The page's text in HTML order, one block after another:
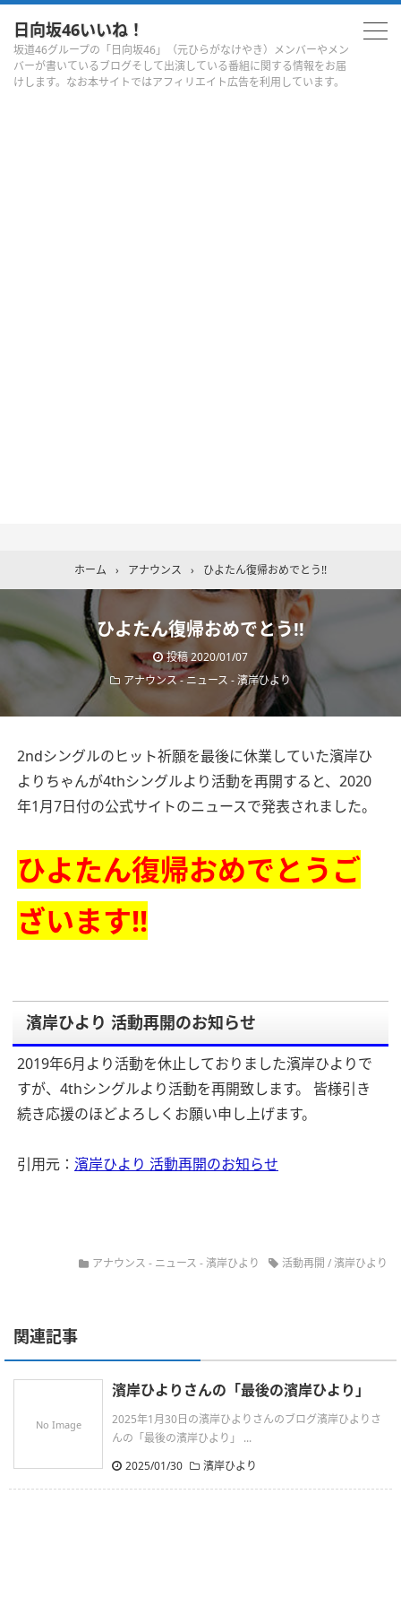
日向坂46いいね！
坂道46グループの「日向坂46」（元ひらがなけやき）メンバーやメン
バーが書いているブログそして出演している番組に関する情報をお届
けします。なお本サイトではアフィリエイト広告を利用しています。
ホーム › アナウンス › ひよたん復帰おめでとう!!
ひよたん復帰おめでとう!!
投稿2020/01/07
アナウンス-ニュース -濱岸ひより
2ndシングルのヒット祈願を最後に休業していた濱岸ひ
よりちゃんが4thシングルより活動を再開すると、2020
年1月7日付の公式サイトのニュースで発表されました。
ひよたん復帰おめでとうご
ざいます!!
濱岸ひより 活動再開のお知らせ
2019年6月より活動を休止しておりました濱岸ひよりで
すが、4thシングルより活動を再開致します。
皆様引き
続き応援のほどよろしくお願い申し上げます。
引用元： 濱岸ひより 活動再開のお知らせ
アナウンス - ニュース - 濱岸ひより 活動再開 / 濱岸ひより
関連記事
No Image
濱岸ひよりさんの「最後の濱岸ひより」
2025年1月30日の濱岸ひよりさんのブログ濱岸ひよりさ
んの「最後の濱岸ひより」 ...
2025/01/30
濱岸ひより